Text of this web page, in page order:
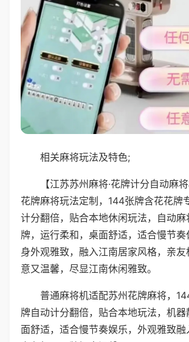
相关麻将玩法及特色;
【江苏苏州麻将·花牌计分自动麻
花牌麻将玩法定制，144张牌含花花牌
计分翻倍，贴合本地休闲玩法，自动麻
牌，运行柔和，桌面舒适，适合慢节
身外观雅致，融入江南居家风格，亲
意又温馨，尽显江南休闲雅致。
普通麻将机适配苏州花牌麻将，
牌自动计分翻倍，贴合本地玩法，机
面舒适，适合慢节奏娱乐，外观雅致融